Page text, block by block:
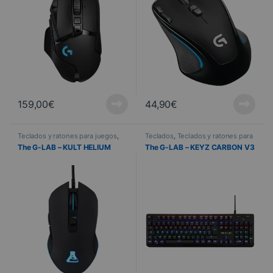
159,00€ 44,90€
Teclados y ratones para juegos,
Gaming, Informática,Dispositivos
periféricos,Ratón
The G-LAB – KULT HELIUM
Teclados, Teclados y ratones para
juegos ,Gaming,Informática,
Dispositivos periféricos
The G-LAB – KEYZ CARBON V3